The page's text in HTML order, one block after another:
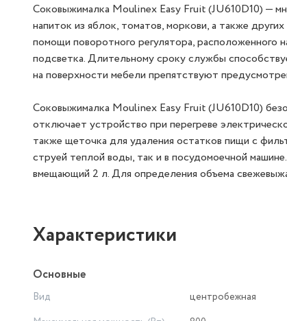
Соковыжималка Moulinex Easy Fruit (JU610D10) —
напиток из яблок, томатов, моркови, а также
помощи поворотного регулятора, расположенного
подсветка. Длительному сроку службы
на поверхности мебели препятствуют
Соковыжималка Moulinex Easy Fruit (JU610D10)
отключает устройство при перегреве
также щеточка для удаления остатков пищи с
струей теплой воды, так и в посудомоечной
вмещающий 2 л. Для определения объема
Характеристики
Основные
Вид
центробежная